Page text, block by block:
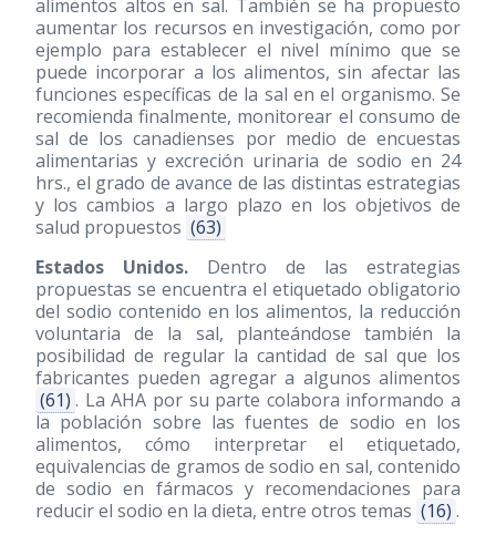
alimentos altos en sal. También se ha propuesto
aumentar los recursos en investigación, como por
ejemplo para establecer el nivel mínimo que se
puede incorporar a los alimentos, sin afectar las
funciones específicas de la sal en el organismo. Se
recomienda finalmente, monitorear el consumo de
sal de los canadienses por medio de encuestas
alimentarias y excreción urinaria de sodio en 24
hrs., el grado de avance de las distintas estrategias
y los cambios a largo plazo en los objetivos de
salud propuestos (63)
Estados Unidos. Dentro de las estrategias
propuestas se encuentra el etiquetado obligatorio
del sodio contenido en los alimentos, la reducción
voluntaria de la sal, planteándose también la
posibilidad de regular la cantidad de sal que los
fabricantes pueden agregar a algunos alimentos
(61) . La AHA por su parte colabora informando a
la población sobre las fuentes de sodio en los
alimentos, cómo interpretar el etiquetado,
equivalencias de gramos de sodio en sal, contenido
de sodio en fármacos y recomendaciones para
reducir el sodio en la dieta, entre otros temas (16) .